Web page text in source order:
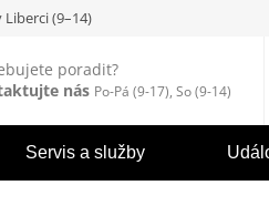
Liberci (9–14)
poradit?
nás Po-Pá (9-17), So (9-14)
Servis a služby